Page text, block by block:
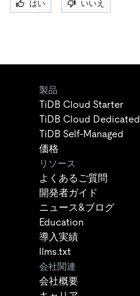
はい いいえ
製品
TiDB Cloud Starter
TiDB Cloud Dedicated
TiDB Self-Managed
価格
リソース
よくあるご質問
開発者ガイド
ニュース&ブログ
Education
導入実績
llms.txt
会社関連
会社概要